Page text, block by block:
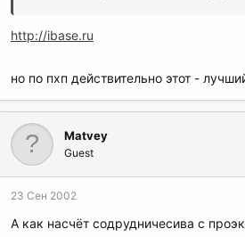
http://ibase.ru
но по пхп действительно этот -
Matvey
Guest
23 Сен 2002
А как насчёт содрудничесива с